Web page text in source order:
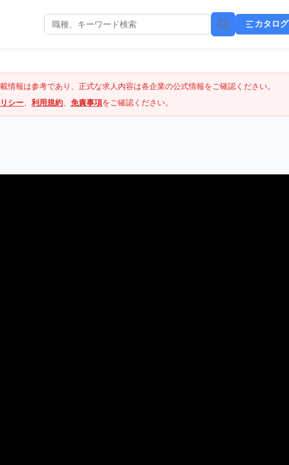
カタログ
情報は参考であり、正式な求人内容は各企業の公式情報をご確認ください。
シー、 利用規約、 免責事項をご確認ください。